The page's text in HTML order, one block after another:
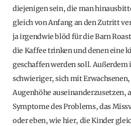
diejenigen sein, die man
gleich von Anfang an den Zutritt
ja irgendwie blöd für die Barn
die Kaffee trinken und denen eine
geschaffen werden soll. Außerdem
schwieriger, sich mit
Augenhöhe auseinanderzusetzen,
Symptome des Problems, das
oder eben, wie hier, die Kinder